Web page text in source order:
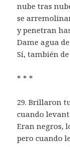
nube tras
se
y penetran
Dame agua
Sí, también
* * *
29. Brillaron
cuando
Eran negros,
pero cuando